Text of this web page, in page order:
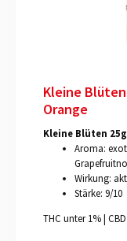
Kleine Blüten
Orange
Kleine Blüten 25g
Aroma:
Wirkung:
Stärke: 9/10
THC unter 1% |